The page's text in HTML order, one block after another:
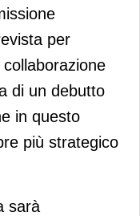
per
di un debutto
in questo
più strategico
sarà